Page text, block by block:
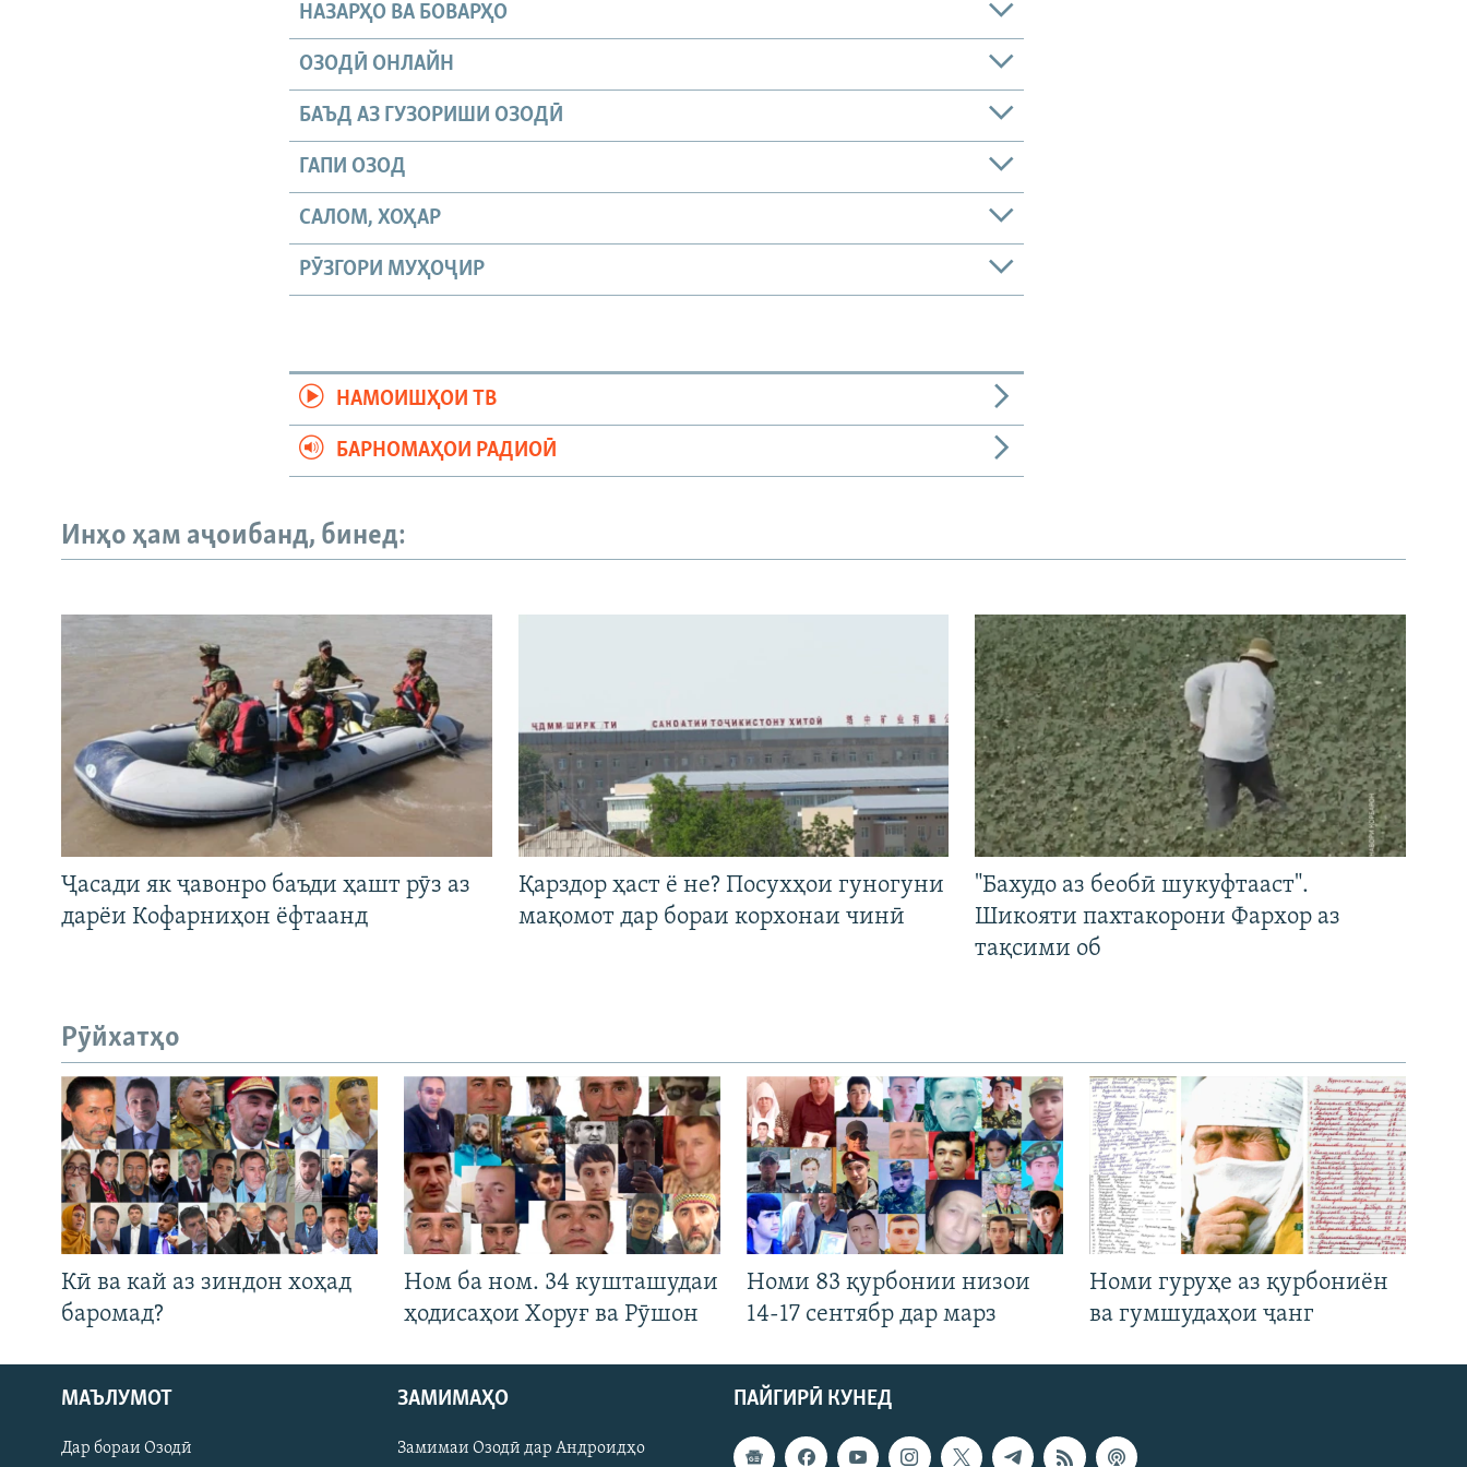
Русский
ПАЙГИРӢ КУНЕД
НАЗАРҲО ВА БОВАРҲО
ОЗОДӢ ОНЛАЙН
БАЪД АЗ ГУЗОРИШИ ОЗОДӢ
ГАПИ ОЗОД
САЛОМ, ХОҲАР
РӮЗГОРИ МУҲОҶИР
НАМОИШҲОИ ТВ
БАРНОМАҲОИ РАДИОӢ
Инҳо ҳам аҷоибанд, бинед:
Ҷасади як ҷавонро баъди ҳашт рӯз аз
дарёи Кофарниҳон ёфтаанд
Қарздор ҳаст ё не? Посухҳои гуногуни
мақомот дар бораи корхонаи чинӣ
"Бахудо аз беобӣ шукуфтааст".
Шикояти пахтакорони Фархор аз
тақсими об
Рӯйхатҳо
Кӣ ва кай аз зиндон хоҳад
баромад?
Ном ба ном. 34 кушташудаи
ҳодисаҳои Хоруғ ва Рӯшон
Номи 83 қурбонии низои
14-17 сентябр дар марз
Номи гуруҳе аз қурбониён
ва гумшудаҳои ҷанг
ПАЙГИРӢ КУНЕД
МАЪЛУМОТ
Дар бораи Озодӣ
ЗАМИМАҲО
Замимаи Озодӣ дар Андроидҳо